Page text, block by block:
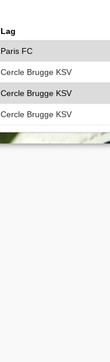
Lag
Paris FC
Cercle Brugge KSV
Cercle Brugge KSV
Cercle Brugge KSV